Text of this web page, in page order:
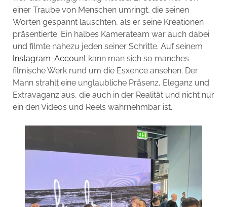
einer Traube von Menschen umringt, die seinen
Worten gespannt lauschten, als er seine Kreationen
präsentierte. Ein halbes Kamerateam war auch dabei
und filmte nahezu jeden seiner Schritte. Auf seinem
Instagram-Accountkann man sich so manches
filmische Werk rund um die Esxence ansehen. Der
Mann strahlt eine unglaubliche Präsenz, Eleganz und
Extravaganz aus, die auch in der Realität und nicht nur
ein den Videos und Reels wahrnehmbar ist.